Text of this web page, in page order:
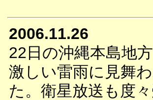
2006.11.26
22日の沖縄本島地
激しい雷雨に見舞
た。衛星放送も度